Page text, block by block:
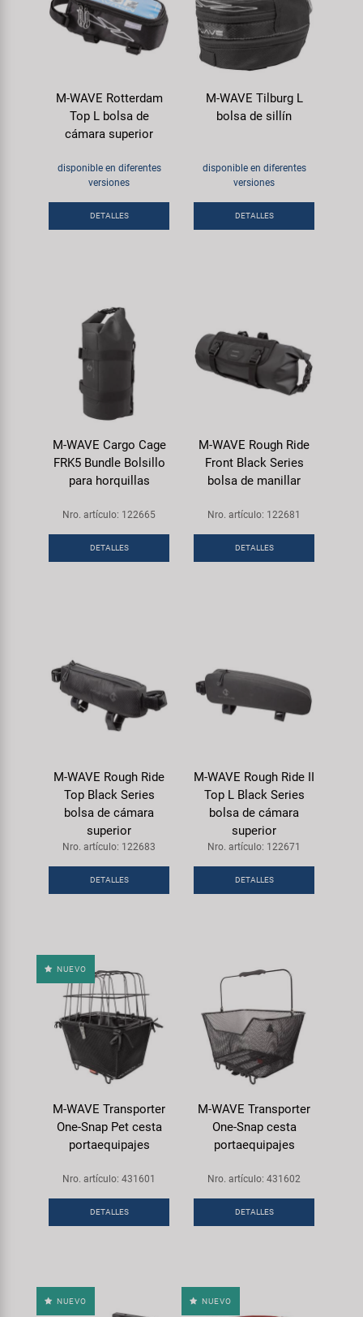
M-WAVE Rotterdam
Top L bolsa de
cámara superior
disponible en diferentes
versiones
DETALLES
M-WAVE Tilburg L
bolsa de sillín
disponible en diferentes
versiones
DETALLES
M-WAVE Cargo Cage
FRK5 Bundle Bolsillo
para horquillas
Nro. artículo: 122665
DETALLES
M-WAVE Rough Ride
Front Black Series
bolsa de manillar
Nro. artículo: 122681
DETALLES
M-WAVE Rough Ride
Top Black Series
bolsa de cámara
superior
Nro. artículo: 122683
DETALLES
M-WAVE Rough Ride II
Top L Black Series
bolsa de cámara
superior
Nro. artículo: 122671
DETALLES
NUEVO
M-WAVE Transporter
One-Snap Pet cesta
portaequipajes
Nro. artículo: 431601
DETALLES
M-WAVE Transporter
One-Snap cesta
portaequipajes
Nro. artículo: 431602
DETALLES
NUEVO NUEVO